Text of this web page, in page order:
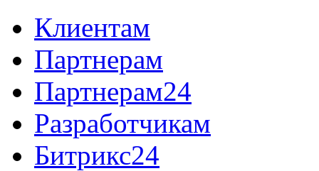
Клиентам
Партнерам
Партнерам24
Разработчикам
Битрикс24